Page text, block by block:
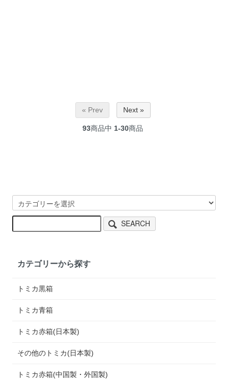
« Prev Next »
93商品中 1-30商品
SEARCH
カテゴリーから探す
トミカ黒箱
トミカ青箱
トミカ赤箱(日本製)
その他のトミカ(日本製)
トミカ赤箱(中国製・外国製)